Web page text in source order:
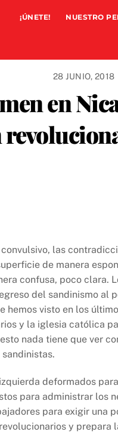
¡ÚNETE! NUESTRO
28 JUNIO, 2018
en
las
de manera
confusa, poco clara.
del sandinismo al
hemos visto en los
y la iglesia católica
nada tiene que ver
deformados
para administrar los
para exigir una
y